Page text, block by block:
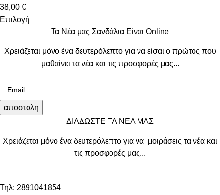
38,00 €
Επιλογή
Τα Νέα μας Σανδάλια Είναι Online
Χρειάζεται μόνο ένα δευτερόλεπτο για να είσαι ο πρώτος που
μαθαίνει τα νέα και τις προσφορές μας...
αποστολη
ΔΙΑΔΩΣΤΕ ΤΑ ΝΕΑ ΜΑΣ
Χρειάζεται μόνο ένα δευτερόλεπτο για να μοιράσεις τα νέα και
τις προσφορές μας...
Τηλ: 2891041854